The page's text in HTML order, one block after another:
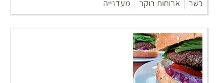
כשר | ארוחות בוקר | מעדנייה